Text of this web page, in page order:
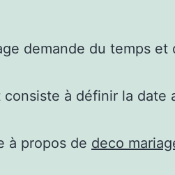
demande du temps
à définir la
à propos de deco